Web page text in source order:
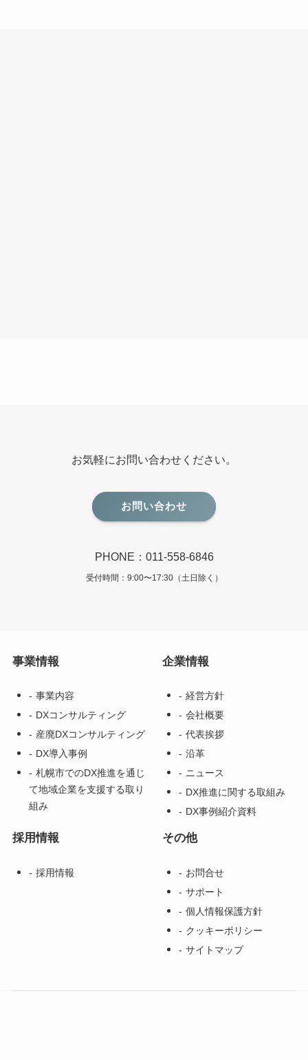
お気軽にお問い合わせください。
お問い合わせ
PHONE：011-558-6846
受付時間：9:00〜17:30（土日除く）
事業情報
事業内容
DXコンサルティング
産廃DXコンサルティング
DX導入事例
札幌市でのDX推進を通じ
て地域企業を支援する取り
組み
企業情報
経営方針
会社概要
代表挨拶
沿革
ニュース
DX推進に関する取組み
DX事例紹介資料
採用情報
採用情報
その他
お問合せ
サポート
個人情報保護方針
クッキーポリシー
サイトマップ